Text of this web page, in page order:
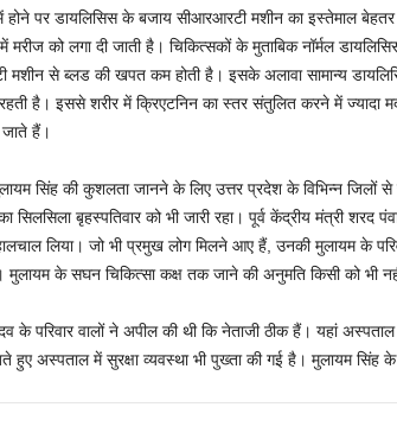
पर डायलिसिस के बजाय सीआरआरटी मशीन का इस्तेमाल
मरीज को लगा दी जाती है। चिकित्सकों के मुताबिक नॉर्मल
मशीन से ब्लड की खपत कम होती है। इसके अलावा सामान्य
है। इससे शरीर में क्रिएटनिन का स्तर संतुलित करने में ज्यादा
जाते हैं।
सिंह की कुशलता जानने के लिए उत्तर प्रदेश के विभिन्न जिलों से
सिलसिला बृहस्पतिवार को भी जारी रहा। पूर्व केंद्रीय मंत्री शरद
लिया। जो भी प्रमुख लोग मिलने आए हैं, उनकी मुलायम के
मुलायम के सघन चिकित्सा कक्ष तक जाने की अनुमति किसी को भी
के परिवार वालों ने अपील की थी कि नेताजी ठीक हैं। यहां
हुए अस्पताल में सुरक्षा व्यवस्था भी पुख्ता की गई है। मुलायम